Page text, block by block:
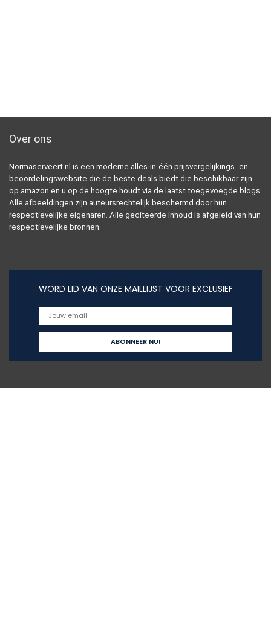
Over ons
Normaserveert.nl is een moderne alles-in-één prijsvergelijkings- en
beoordelingswebsite die de beste deals biedt die beschikbaar zijn
op amazon en u op de hoogte houdt via de laatst toegevoegde blogs.
Alle afbeeldingen zijn auteursrechtelijk beschermd door hun
respectievelijke eigenaren. Alle geciteerde inhoud is afgeleid van hun
respectievelijke bronnen.
WORD LID VAN ONZE MAILLIJST VOOR EXCLUSIEF